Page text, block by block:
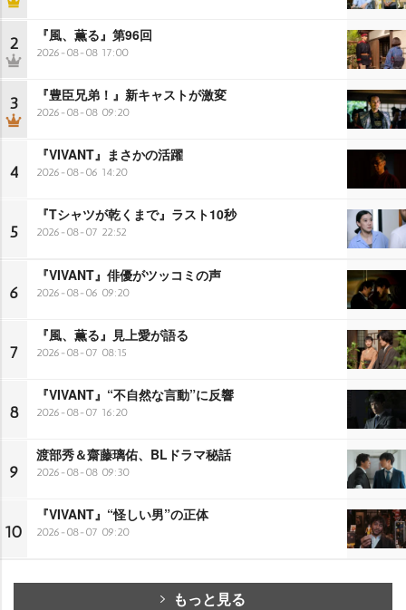
2 『風、薫る』第96回
2026-08-08 17:00
3 『豊臣兄弟！』新キャストが激変
2026-08-08 09:20
4
『VIVANT』まさかの活躍
2026-08-06 14:20
5
『Tシャツが乾くまで』ラスト10秒
2026-08-07 22:52
6
『VIVANT』俳優がツッコミの声
2026-08-06 09:20
7
『風、薫る』見上愛が語る
2026-08-07 08:15
8
『VIVANT』“不自然な言動”に反響
2026-08-07 16:20
9
渡部秀＆齋藤璃佑、BLドラマ秘話
2026-08-08 09:30
10
『VIVANT』“怪しい男”の正体
2026-08-07 09:20
もっと見る